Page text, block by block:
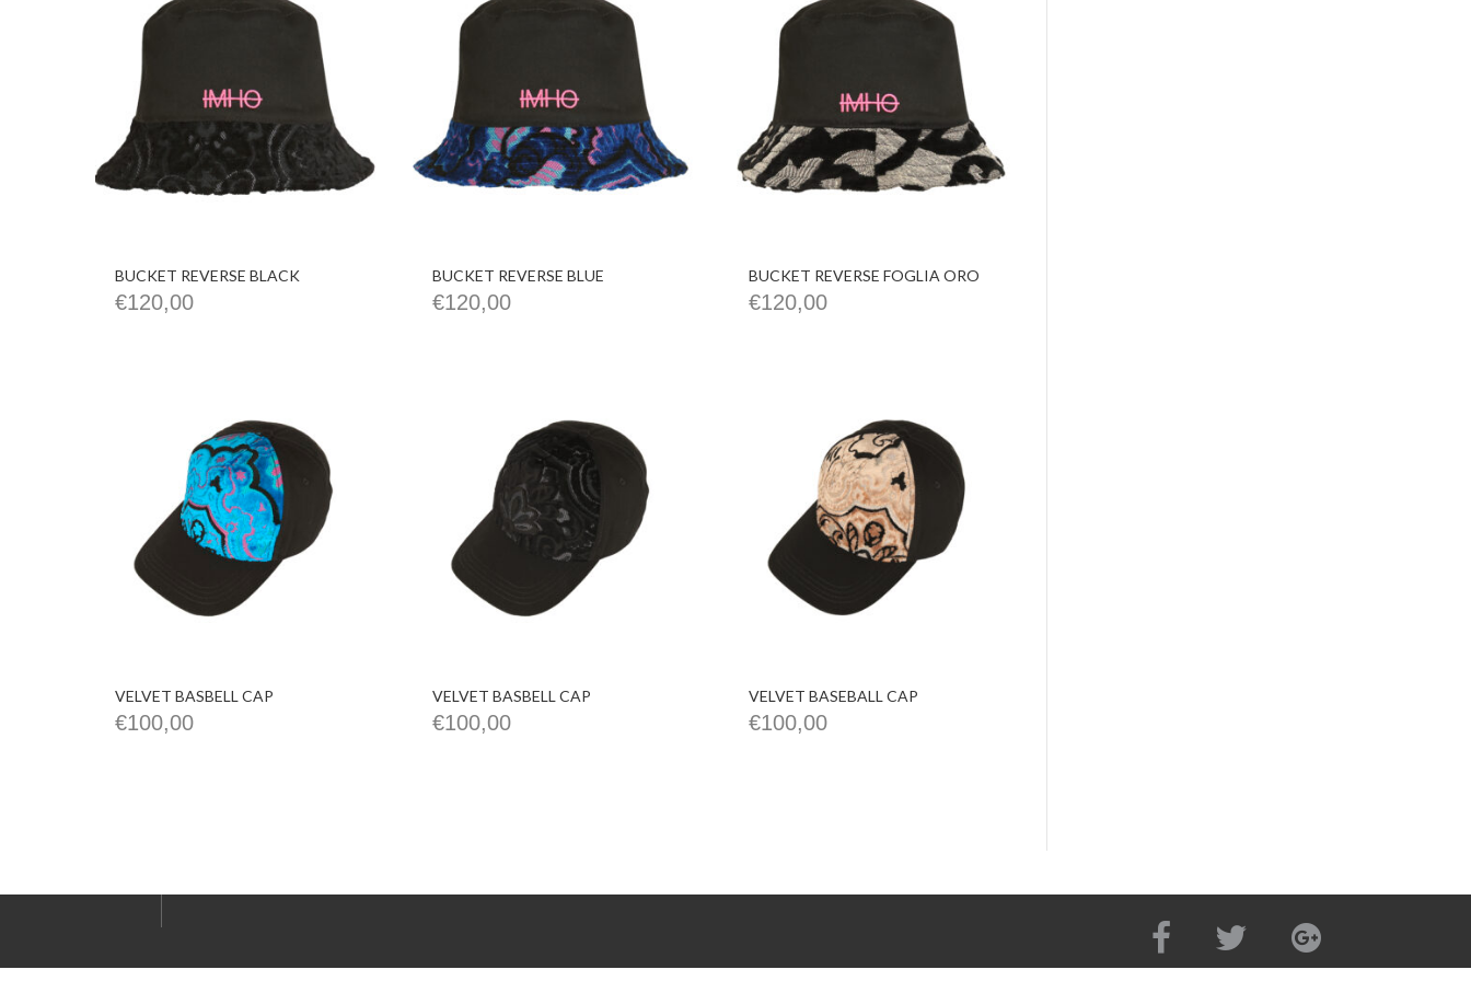
BUCKET REVERSE BLACK
€120,00
BUCKET REVERSE BLUE
€120,00
BUCKET REVERSE FOGLIA ORO
€120,00
VELVET BASBELL CAP
€100,00
VELVET BASBELL CAP
€100,00
VELVET BASEBALL CAP
€100,00